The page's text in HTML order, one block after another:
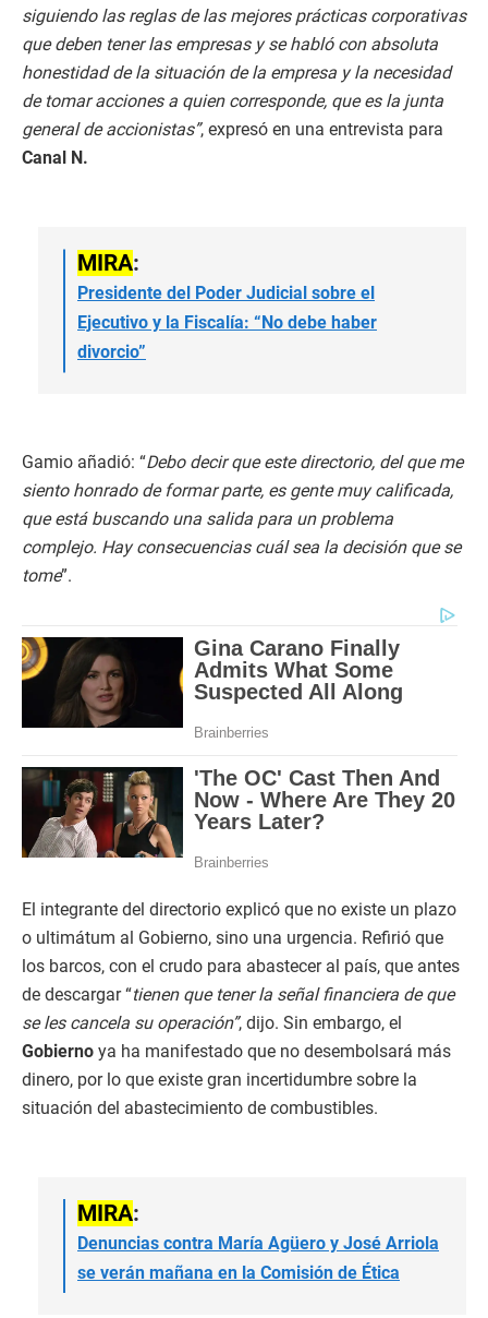
siguiendo las reglas de las mejores prácticas corporativas
que deben tener las empresas y se habló con absoluta
honestidad de la situación de la empresa y la necesidad
de tomar acciones a quien corresponde, que es la junta
general de accionistas”, expresó en una entrevista para
Canal N.
MIRA:
Presidente del Poder Judicial sobre el
Ejecutivo y la Fiscalía: “No debe haber
divorcio”
Gamio añadió: “Debo decir que este directorio, del que me
siento honrado de formar parte, es gente muy calificada,
que está buscando una salida para un problema
complejo. Hay consecuencias cuál sea la decisión que se
tome”.
El integrante del directorio explicó que no existe un plazo
o ultimátum al Gobierno, sino una urgencia. Refirió que
los barcos, con el crudo para abastecer al país, que antes
de descargar “tienen que tener la señal financiera de que
se les cancela su operación”, dijo. Sin embargo, el
Gobierno ya ha manifestado que no desembolsará más
dinero, por lo que existe gran incertidumbre sobre la
situación del abastecimiento de combustibles.
MIRA:
Denuncias contra María Agüero y José Arriola
se verán mañana en la Comisión de Ética